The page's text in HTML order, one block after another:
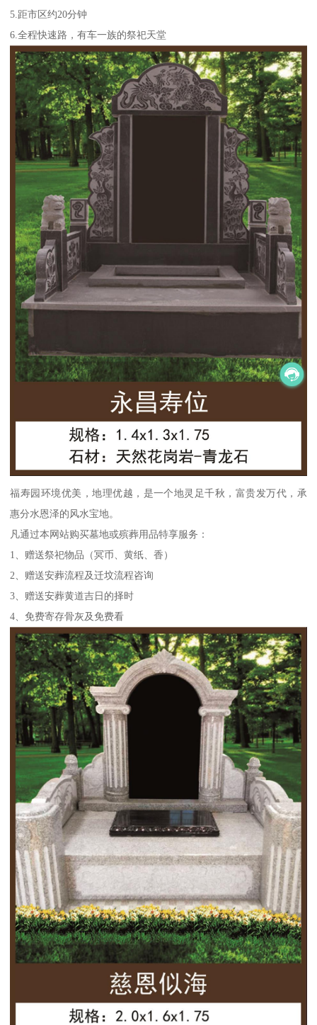
5.距市区约20分钟
6.全程快速路，有车一族的祭祀天堂
福寿园环境优美，地理优越，是一个地灵足千秋，富贵发万代，承
惠分水恩泽的风水宝地。
凡通过本网站购买墓地或殡葬用品特享服务：
1、赠送祭祀物品（冥币、黄纸、香）
2、赠送安葬流程及迁坟流程咨询
3、赠送安葬黄道吉日的择时
4、免费寄存骨灰及免费看